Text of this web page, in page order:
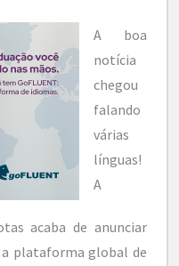
A boa
notícia
chegou
falando
várias
línguas!
A
acaba de anunciar
plataforma global de